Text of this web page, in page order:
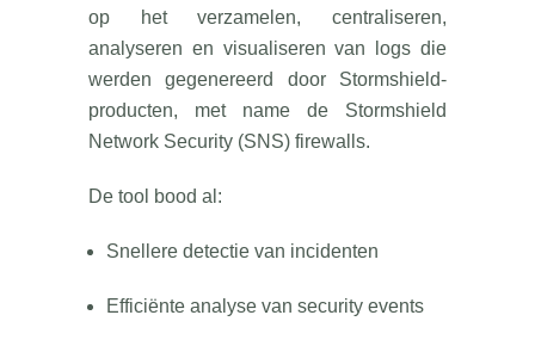
op het verzamelen, centraliseren,
analyseren en visualiseren van logs die
werden gegenereerd door Stormshield-
producten, met name de Stormshield
Network Security (SNS) firewalls.
De tool bood al:
Snellere detectie van incidenten
Efficiënte analyse van security events